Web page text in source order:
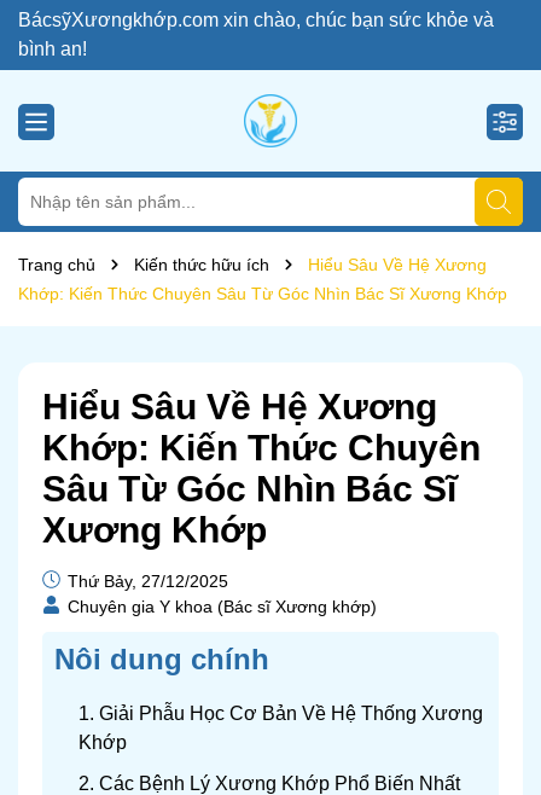
BácsỹXươngkhớp.com xin chào, chúc bạn sức khỏe và
bình an!
Trang chủ Kiến thức hữu ích
Hiểu Sâu Về Hệ Xương
Khớp: Kiến Thức Chuyên Sâu Từ Góc Nhìn Bác Sĩ Xương Khớp
Hiểu Sâu Về Hệ Xương
Khớp: Kiến Thức Chuyên
Sâu Từ Góc Nhìn Bác Sĩ
Xương Khớp
Thứ Bảy, 27/12/2025
Chuyên gia Y khoa (Bác sĩ Xương khớp)
Nôi dung chính
1. Giải Phẫu Học Cơ Bản Về Hệ Thống Xương
Khớp
2. Các Bệnh Lý Xương Khớp Phổ Biến Nhất